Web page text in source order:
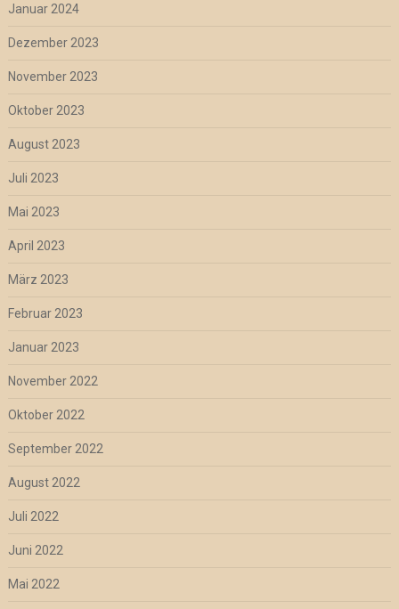
Januar 2024
Dezember 2023
November 2023
Oktober 2023
August 2023
Juli 2023
Mai 2023
April 2023
März 2023
Februar 2023
Januar 2023
November 2022
Oktober 2022
September 2022
August 2022
Juli 2022
Juni 2022
Mai 2022